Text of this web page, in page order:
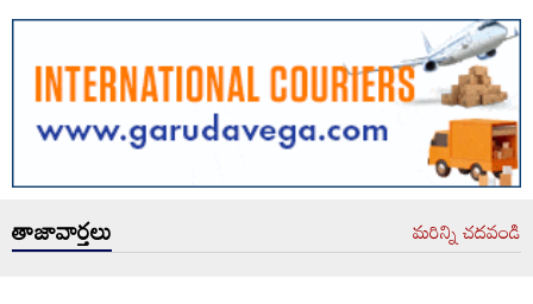
తాజావార్తలు మరిన్ని చదవండి